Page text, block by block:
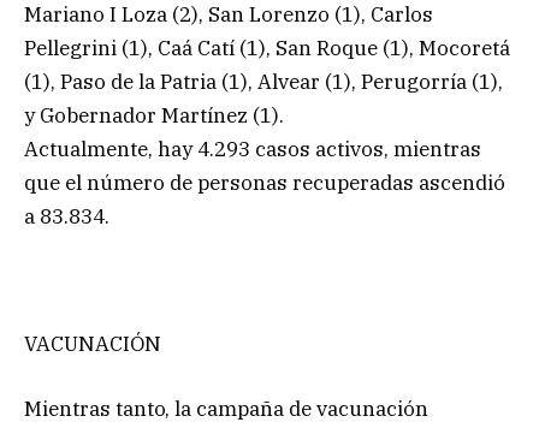
Mariano I Loza (2), San Lorenzo (1), Carlos
Pellegrini (1), Caá Catí (1), San Roque (1), Mocoretá
(1), Paso de la Patria (1), Alvear (1), Perugorría (1),
y Gobernador Martínez (1).
Actualmente, hay 4.293 casos activos, mientras
que el número de personas recuperadas ascendió
a 83.834.
VACUNACIÓN
Mientras tanto, la campaña de vacunación